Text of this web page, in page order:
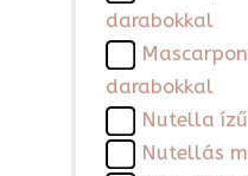
darabokkal
darabokkal
Nutella ízű
Nutellás